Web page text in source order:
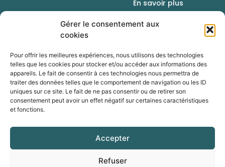
Gérer le consentement aux
cookies
Pour offrir les meilleures expériences, nous utilisons des technologies
telles que les cookies pour stocker et/ou accéder aux informations des
appareils. Le fait de consentir à ces technologies nous permettra de
traiter des données telles que le comportement de navigation ou les ID
uniques sur ce site. Le fait de ne pas consentir ou de retirer son
consentement peut avoir un effet négatif sur certaines caractéristiques
et fonctions.
Accepter
Refuser
En savoir plus
Contact
Une initiative de la Chambre d’agriculture du Rhône